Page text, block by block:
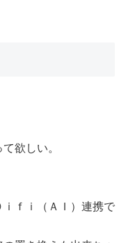
欲しい。
ｆｉ（ＡＩ）連携で